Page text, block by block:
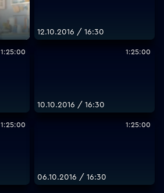
12.10.2016 / 16:30
1:25:00 1:25:00
10.10.2016 / 16:30
1:25:00 1:25:00
06.10.2016 / 16:30